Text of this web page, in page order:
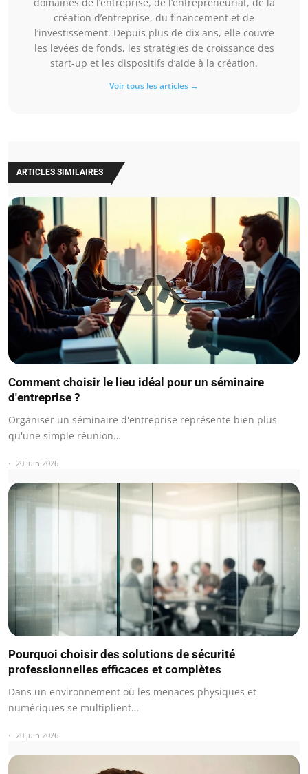
domaines de l’entreprise, de l’entrepreneuriat, de la
création d’entreprise, du financement et de
l’investissement. Depuis plus de dix ans, elle couvre
les levées de fonds, les stratégies de croissance des
start-up et les dispositifs d’aide à la création.
Voir tous les articles →
ARTICLES SIMILAIRES
Comment choisir le lieu idéal pour un séminaire
d'entreprise ?
Organiser un séminaire d'entreprise représente bien plus
qu'une simple réunion…
20 juin 2026
Pourquoi choisir des solutions de sécurité
professionnelles efficaces et complètes
Dans un environnement où les menaces physiques et
numériques se multiplient…
20 juin 2026